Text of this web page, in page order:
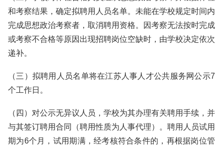
和考察结果，确定拟聘用人员名单。未能在学校规定时间内
完成思想政治考察者，取消聘用资格。因考察无法按时完成
或考察不合格等原因出现招聘岗位空缺时，由学校决定依次
递补。
（三）拟聘用人员名单将在江苏人事人才公共服务网公示7
个工作日。
（四）对公示无异议人员，学校为其办理有关聘用手续，并
与其签订聘用合同（聘用性质为人事代理）。聘用人员试用
期为6个月，试用期满，经考核符合条件的，再根据岗位管